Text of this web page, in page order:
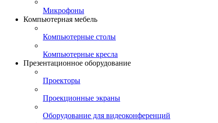
Микрофоны
Компьютерная мебель
Компьютерные столы
Компьютерные кресла
Презентационное оборудование
Проекторы
Проекционные экраны
Оборудование для видеоконференций